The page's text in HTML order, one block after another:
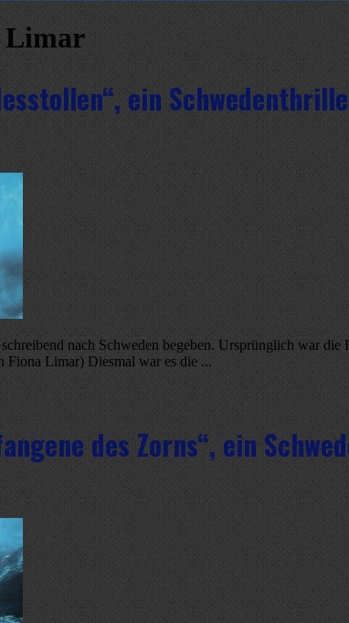
Limar
ein
nach Schweden begeben. Ursprünglich war
Limar) Diesmal war es die ...
des Zorns“, ein